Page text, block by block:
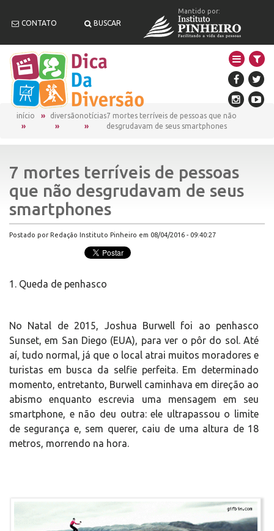
CONTATO BUSCAR
Mantido por:
início diversãonotícias7 mortes terríveis de pessoas que não
desgrudavam de seus smartphones
7 mortes terríveis de pessoas
que não desgrudavam de seus
smartphones
Postado por Redação Instituto Pinheiro em 08/04/2016 - 09:40:27
1. Queda de penhasco
No Natal de 2015, Joshua Burwell foi ao penhasco
Sunset, em San Diego (EUA), para ver o pôr do sol. Até
aí, tudo normal, já que o local atrai muitos moradores e
turistas em busca da selfie perfeita. Em determinado
momento, entretanto, Burwell caminhava em direção ao
abismo enquanto escrevia uma mensagem em seu
smartphone, e não deu outra: ele ultrapassou o limite
de segurança e, sem querer, caiu de uma altura de 18
metros, morrendo na hora.